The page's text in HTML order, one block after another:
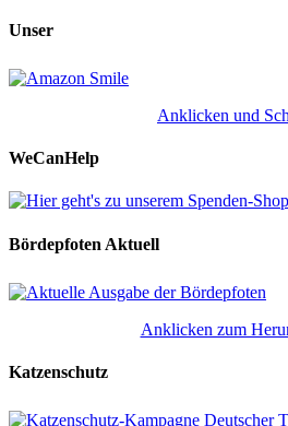
Unser
Anklicken und
WeCanHelp
Bördepfoten Aktuell
Anklicken zum
Katzenschutz